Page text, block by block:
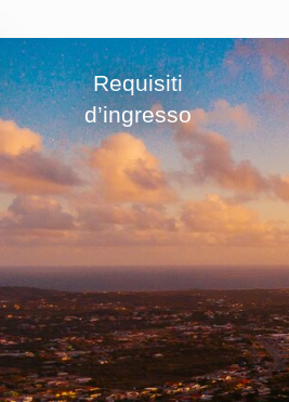
Requisiti
d’ingresso